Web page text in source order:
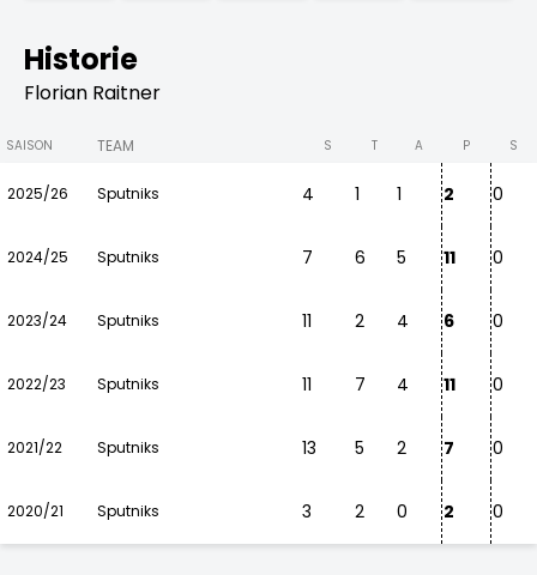
Historie
Florian Raitner
SAISON TEAM S T A P S
2025/26 Sputniks 4 1 1 2 0
2024/25 Sputniks 7 6 5 11 0
2023/24 Sputniks 11 2 4 6 0
2022/23 Sputniks 11 7 4 11 0
2021/22 Sputniks 13 5 2 7 0
2020/21 Sputniks 3 2 0 2 0